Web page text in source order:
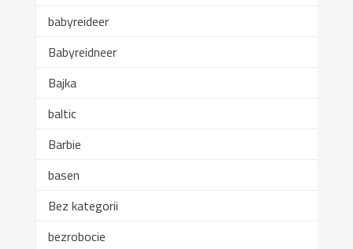
babyreideer
Babyreidneer
Bajka
baltic
Barbie
basen
Bez kategorii
bezrobocie